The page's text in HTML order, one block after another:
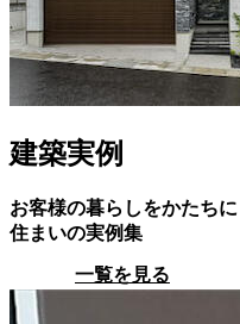
建築実例
お客様の暮らしをかたち
住まいの実例集
一覧を見る